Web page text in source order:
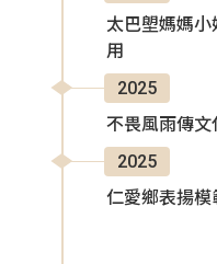
太巴塱媽媽
用
2025
不畏風雨傳
2025
仁愛鄉表揚模